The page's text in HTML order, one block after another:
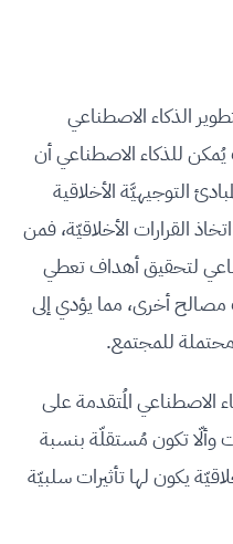
الذكاء الاصطناعي
للذكاء الاصطناعي أن
التوجيهيَّة الأخلاقية
القرارات الأخلاقيّة، فمن
لتحقيق أهداف تعطي
أخرى، مما يؤدي إلى
محتملة للمجتمع.
الاصطناعي المُتقدمة على
وألّا تكون مُستقلّة بنسبة
يكون لها تأثيرات سلبيّة